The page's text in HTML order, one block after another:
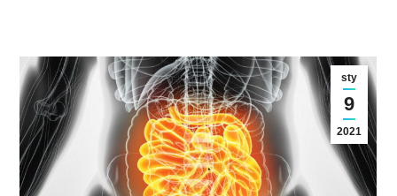
sty
9
2021